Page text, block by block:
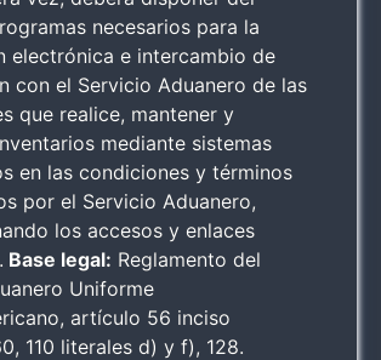
necesarios para la
electrónica e intercambio de
con el Servicio Aduanero de las
que realice, mantener y
mediante sistemas
en las condiciones y términos
por el Servicio Aduanero,
los accesos y enlaces
Base legal: Reglamento del
Uniforme
artículo 56 inciso
110 literales d) y f), 128.